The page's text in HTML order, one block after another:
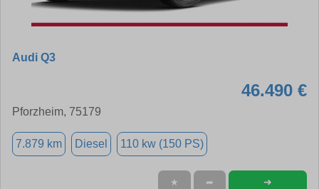
Audi Q3
46.490 €
Pforzheim, 75179
7.879 km Diesel 110 kw (150 PS)
★ ➦ ➜